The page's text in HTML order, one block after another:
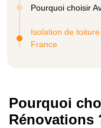
Pourquoi choisir
Isolation de
France
Pourquoi
Rénovations